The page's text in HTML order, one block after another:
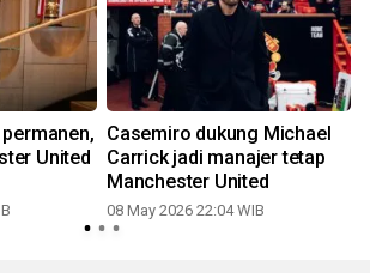
United
Casemiro dukung Michael
Carrick jadi manajer tetap
Manchester United
08 May 2026 22:04 WIB